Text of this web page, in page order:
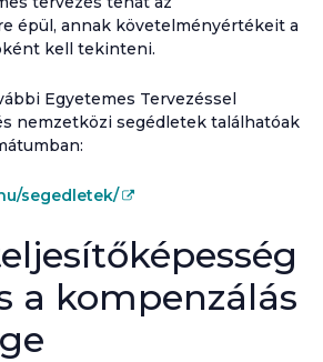
épül, annak követelményértékeit a
kell tekinteni.
Egyetemes Tervezéssel
nemzetközi segédletek találhatóak
segedletek/
a kompenzálás